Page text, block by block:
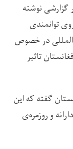
حمل) با نشر گزارشی نوشته
توانمندی
در خصوص
تاثیر
گفته که این
و روزمره‌ی